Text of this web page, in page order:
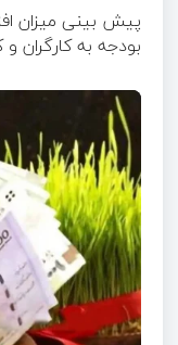
بودجه به کارگران و